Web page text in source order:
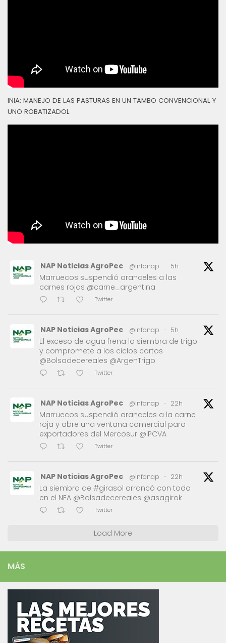
INIA: MANEJO DE LAS PASTURAS EN UN TAMBO CONVENCIONAL Y
UNO ROBATIZADOL
NAP Noticias AgroPec @infonap · 5h
Marruecos suspendió aranceles a las
carnes rojas @carne_argentina
Twitter
NAP Noticias AgroPec @infonap · 5h
El exceso de agua frena la siembra de trigo
y compromete a los ciclos cortos
@Bolsadecereales @ArgenTrigo
Twitter
NAP Noticias AgroPec @infonap · 22h
Marruecos suspendió aranceles a la carne
roja y abre una ventana comercial para
exportadores del Mercosur @IPCVA
Twitter
NAP Noticias AgroPec @infonap · 22h
La siembra de #girasol arrancó con todo
en el NEA @Bolsadecereales @asagirok
Twitter
Load More
MÁS